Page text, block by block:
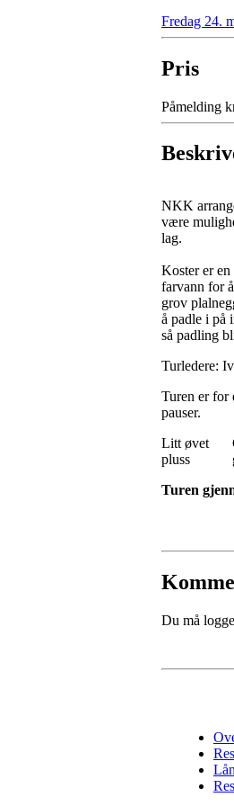
Fredag 24.
Pris
Påmelding
NKK
være
lag.
Koster er
farvann for
grov
å padle i på
så padling
Turledere:
Turen er for
pauser.
Litt øvet
pluss
Turen
Du må